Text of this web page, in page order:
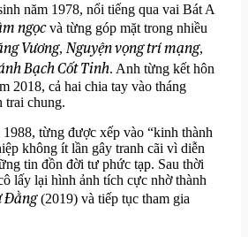
năm 1978, nổi tiếng qua vai Bát A
ngọcvà từng góp mặt trong nhiều
Vương, Nguyện vọng trí mạng,
Bạch Cốt Tinh. Anh từng kết hôn
2018, cả hai chia tay vào tháng
trai chung.
từng được xếp vào “kinh thành
không ít lần gây tranh cãi vì diễn
tin đồn đời tư phức tạp. Sau thời
lấy lại hình ảnh tích cực nhờ thành
Đằng(2019) và tiếp tục tham gia